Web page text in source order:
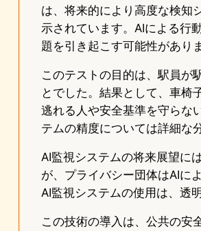
は、将来的により高度な検知
示されています。AIによる行
題を引き起こす可能性があり
このテストの目的は、駅員が
とでした。結果として、車椅
逃れる人や安全基準を守らな
テムの精度については詳細な
AI監視システムの将来展望に
が、プライバシー団体はAIに
AI監視システムの使用は、透
この技術の導入は、公共の安